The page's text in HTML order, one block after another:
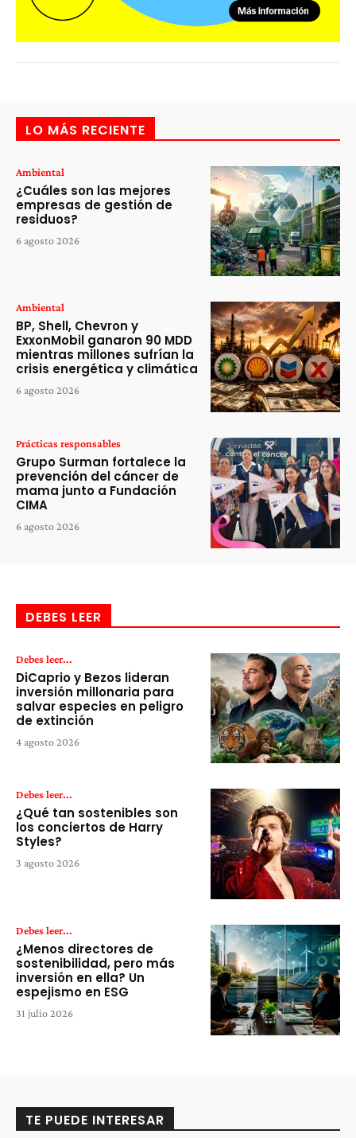
LO MÁS RECIENTE
Ambiental
¿Cuáles son las mejores
empresas de gestión de
residuos?
6 agosto 2026
Ambiental
BP, Shell, Chevron y
ExxonMobil ganaron 90 MDD
mientras millones sufrían la
crisis energética y climática
6 agosto 2026
Prácticas responsables
Grupo Surman fortalece la
prevención del cáncer de
mama junto a Fundación
CIMA
6 agosto 2026
DEBES LEER
Debes leer...
DiCaprio y Bezos lideran
inversión millonaria para
salvar especies en peligro
de extinción
4 agosto 2026
Debes leer...
¿Qué tan sostenibles son
los conciertos de Harry
Styles?
3 agosto 2026
Debes leer...
¿Menos directores de
sostenibilidad, pero más
inversión en ella? Un
espejismo en ESG
31 julio 2026
TE PUEDE INTERESAR